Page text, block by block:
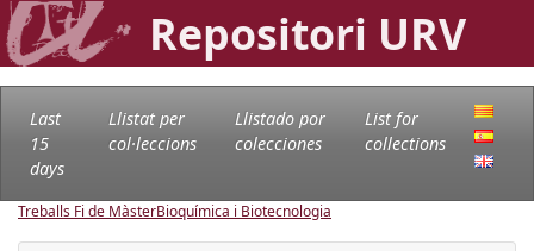
Repositori URV
Last
15
days
Llistat per
col·leccions
Llistado por
colecciones
List for
collections
Treballs Fi de MàsterBioquímica i Biotecnologia